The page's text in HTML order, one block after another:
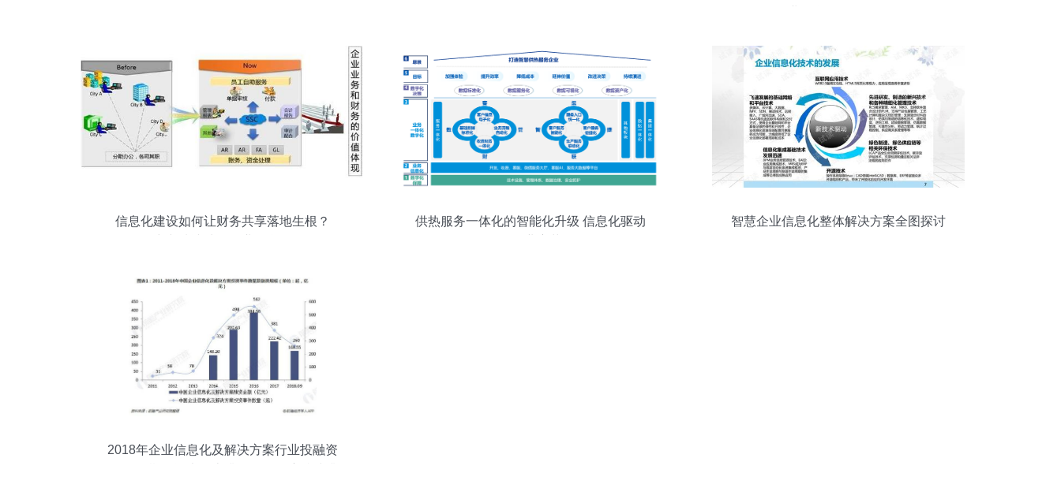
信息化建设如何让财务共享落地生根？
供热服务一体化的智能化升级 信息化驱动
智慧企业信息化整体解决方案全图探讨
2018年企业信息化及解决方案行业投融资